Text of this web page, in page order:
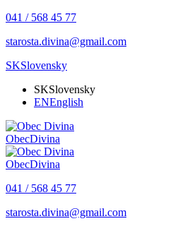
041 / 568 45 77
starosta.divina@gmail.com
SKSlovensky
SKSlovensky
ENEnglish
ObecDivina
ObecDivina
041 / 568 45 77
starosta.divina@gmail.com